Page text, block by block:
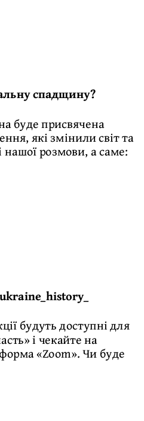
спадщину?
буде присвячена
які змінили світ та
розмови, а саме:
будуть доступні для
і чекайте на
«Zoom». Чи буде